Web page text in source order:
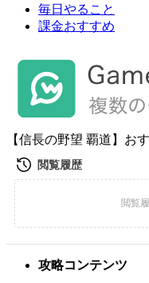
毎日やること
課金おすすめ
【信長の野望 覇道】お
攻略コンテンツ